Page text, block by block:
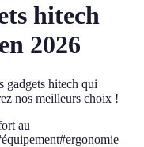
hitech
2026
gadgets hitech qui
nos meilleurs choix !
au
équipement#ergonomie